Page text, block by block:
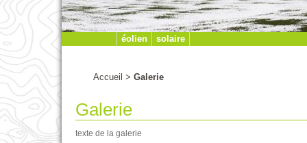
éolien solaire
Accueil > Galerie
Galerie
texte de la galerie